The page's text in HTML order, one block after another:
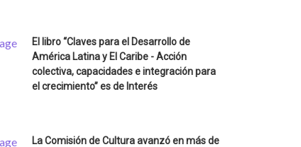
El libro “Claves para el Desarrollo de
América Latina y El Caribe - Acción
colectiva, capacidades e integración para
el crecimiento” es de Interés
La Comisión de Cultura avanzó en más de